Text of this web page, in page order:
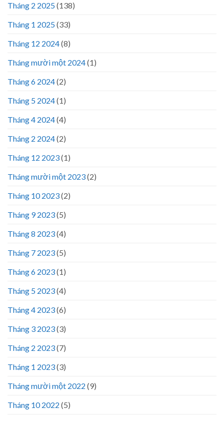
Tháng 2 2025(138)
Tháng 1 2025(33)
Tháng 12 2024(8)
Tháng mười một 2024(1)
Tháng 6 2024(2)
Tháng 5 2024(1)
Tháng 4 2024(4)
Tháng 2 2024(2)
Tháng 12 2023(1)
Tháng mười một 2023(2)
Tháng 10 2023(2)
Tháng 9 2023(5)
Tháng 8 2023(4)
Tháng 7 2023(5)
Tháng 6 2023(1)
Tháng 5 2023(4)
Tháng 4 2023(6)
Tháng 3 2023(3)
Tháng 2 2023(7)
Tháng 1 2023(3)
Tháng mười một 2022 (9)
Tháng 10 2022 (5)